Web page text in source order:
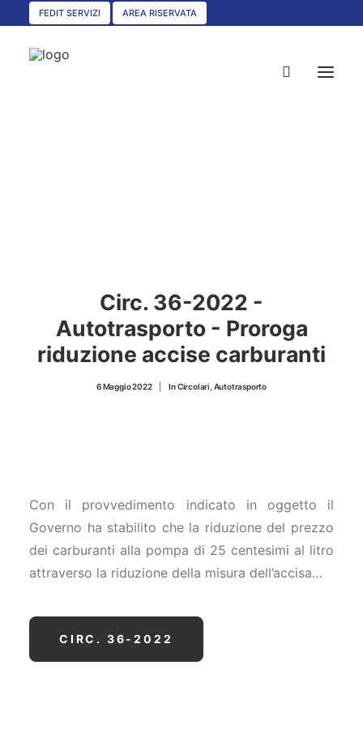
FEDIT SERVIZI AREA RISERVATA
CONVENZIONI
ASSOCIAZIONI TERRITORIALI
Circ. 36-2022 -
Autotrasporto - Proroga
riduzione accise carburanti
6 Maggio 2022 InCircolari Autotrasporto
Con il provvedimento indicato in oggetto il
Governo ha stabilito che la riduzione del prezzo
dei carburanti alla pompa di 25 centesimi al litro
attraverso la riduzione della misura dell’accisa…
CIRC. 36-2022